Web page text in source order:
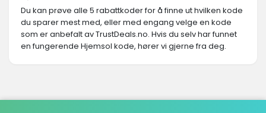
Du kan prøve alle 5 rabattkoder for å finne ut hvilken kode
du sparer mest med, eller med engang velge en kode
som er anbefalt av TrustDeals.no. Hvis du selv har funnet
en fungerende Hjemsol kode, hører vi gjerne fra deg.